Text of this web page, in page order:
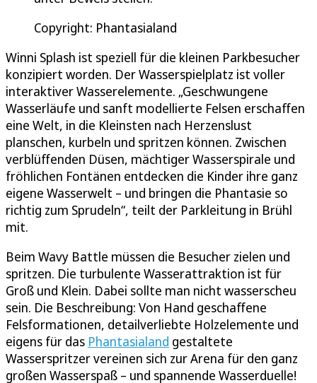
Copyright: Phantasialand
Winni Splash ist speziell für die kleinen Parkbesucher
konzipiert worden. Der Wasserspielplatz ist voller
interaktiver Wasserelemente. „Geschwungene
Wasserläufe und sanft modellierte Felsen erschaffen
eine Welt, in die Kleinsten nach Herzenslust
planschen, kurbeln und spritzen können. Zwischen
verblüffenden Düsen, mächtiger Wasserspirale und
fröhlichen Fontänen entdecken die Kinder ihre ganz
eigene Wasserwelt – und bringen die Phantasie so
richtig zum Sprudeln“, teilt der Parkleitung in Brühl
mit.
Beim Wavy Battle müssen die Besucher zielen und
spritzen. Die turbulente Wasserattraktion ist für
Groß und Klein. Dabei sollte man nicht wasserscheu
sein. Die Beschreibung: Von Hand geschaffene
Felsformationen, detailverliebte Holzelemente und
eigens für das Phantasialand gestaltete
Wasserspritzer vereinen sich zur Arena für den ganz
großen Wasserspaß – und spannende Wasserduelle!